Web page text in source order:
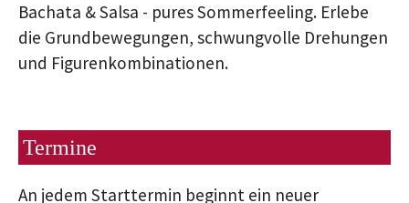
Bachata & Salsa - pures Sommerfeeling. Erlebe
die Grundbewegungen, schwungvolle Drehungen
und Figurenkombinationen.
Termine
An jedem Starttermin beginnt ein neuer